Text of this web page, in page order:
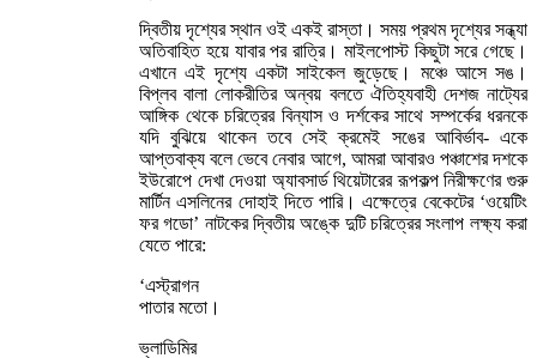
দ্বিতীয় দৃশ্যের স্থান ওই একই রাস্তা। সময় প্রথম দৃশ্যের সন্ধ্যা
অতিবাহিত হয়ে যাবার পর রাত্রি। মাইলপোস্ট কিছুটা সরে গেছে।
এখানে এই দৃশ্যে একটা সাইকেল জুড়েছে। মঞ্চে আসে সঙ।
বিপ্লব বালা লোকরীতির অন্বয় বলতে ঐতিহ্যবাহী দেশজ নাট্যের
আঙ্গিক থেকে চরিত্রের বিন্যাস ও দর্শকের সাথে সম্পর্কের ধরনকে
যদি বুঝিয়ে থাকেন তবে সেই ক্রমেই সঙের আবির্ভাব- একে
আপ্তবাক্য বলে ভেবে নেবার আগে, আমরা আবারও পঞ্চাশের দশকে
ইউরোপে দেখা দেওয়া অ্যাবসার্ড থিয়েটারের রূপকল্প নিরীক্ষণের গুরু
মার্টিন এসলিনের দোহাই দিতে পারি। এক্ষেত্রে বেকেটের ‘ওয়েটিং
ফর গডো’ নাটকের দ্বিতীয় অঙ্কে দুটি চরিত্রের সংলাপ লক্ষ্য করা
যেতে পারে:
‘এস্ট্রাগন
পাতার মতো।
ভ্লাডিমির